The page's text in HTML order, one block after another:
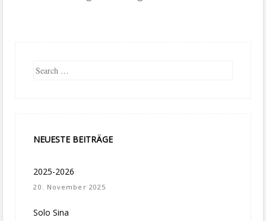
Search
NEUESTE BEITRÄGE
2025-2026
20. November 2025
Solo Sina